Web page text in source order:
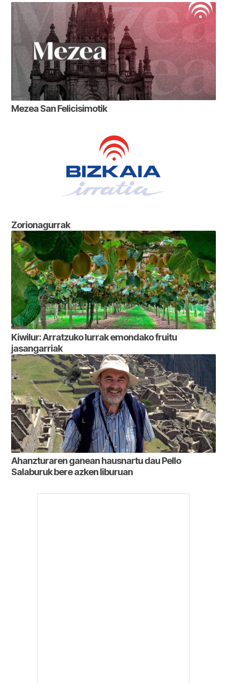
Mezea San Felicisimotik
Zorionagurrak
Kiwilur: Arratzuko lurrak emondako fruitu
jasangarriak
Ahanzturaren ganean hausnartu dau Pello
Salaburuk bere azken liburuan